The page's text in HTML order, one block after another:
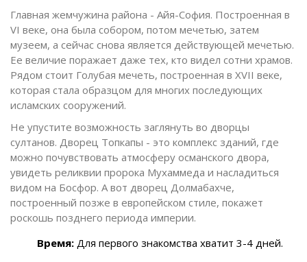
Главная жемчужина района - Айя-София. Построенная в
VI веке, она была собором, потом мечетью, затем
музеем, а сейчас снова является действующей мечетью.
Ее величие поражает даже тех, кто видел сотни храмов.
Рядом стоит Голубая мечеть, построенная в XVII веке,
которая стала образцом для многих последующих
исламских сооружений.
Не упустите возможность заглянуть во дворцы
султанов. Дворец Топкапы - это комплекс зданий, где
можно почувствовать атмосферу османского двора,
увидеть реликвии пророка Мухаммеда и насладиться
видом на Босфор. А вот дворец Долмабахче,
построенный позже в европейском стиле, покажет
роскошь позднего периода империи.
Время: Для первого знакомства хватит 3-4 дней.